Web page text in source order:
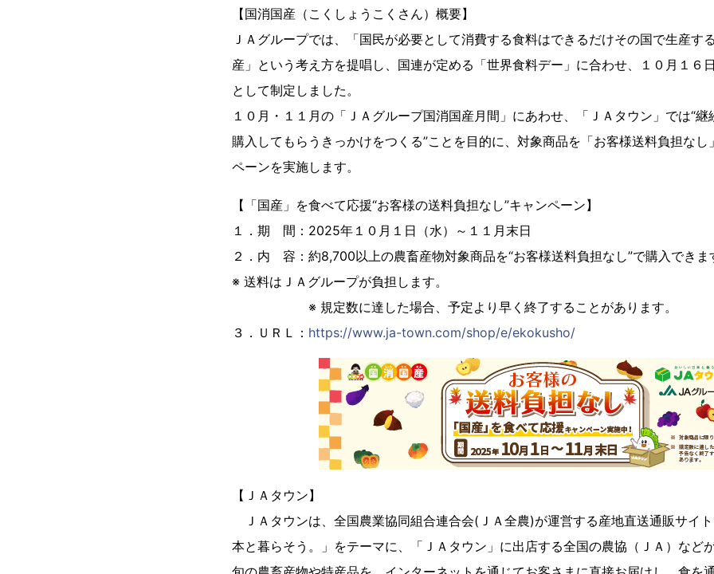
【国消国産（こくしょうこくさん）概要】
ＪＡグループでは、「国民が必要として消費する食料はできるだけその国で生産す
産」という考え方を提唱し、国連が定める「世界食料デー」に合わせ、１０月１６
として制定しました。
１０月・１１月の「ＪＡグループ国消国産月間」にあわせ、「ＪＡタウン」では“
購入してもらうきっかけをつくる”ことを目的に、対象商品を「お客様送料負担なし
ペーンを実施します。
【「国産」を食べて応援“お客様の送料負担なし”キャンペーン】
１．期 間：2025年１０月１日（水）～１１月末日
２．内 容：約8,700以上の農畜産物対象商品を“お客様送料負担なし”で購入できま
※ 送料はＪＡグループが負担します。
※ 規定数に達した場合、予定より早く終了することがあります。
３．ＵＲＬ： https://www.ja-town.com/shop/e/ekokusho/
【ＪＡタウン】
ＪＡタウンは、全国農業協同組合連合会(ＪＡ全農)が運営する産地直送通販サイ
本と暮らそう。」をテーマに、「ＪＡタウン」に出店する全国の農協（ＪＡ）など